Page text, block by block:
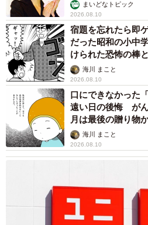
まいどなトピック
2026.08.10
宿題を忘れたら即
だった昭和の小中
けられた恐怖の棒
海川 まこと
2026.08.10
口にできなかった
遠い日の後悔 が
月は最後の贈り物
海川 まこと
2026.08.10